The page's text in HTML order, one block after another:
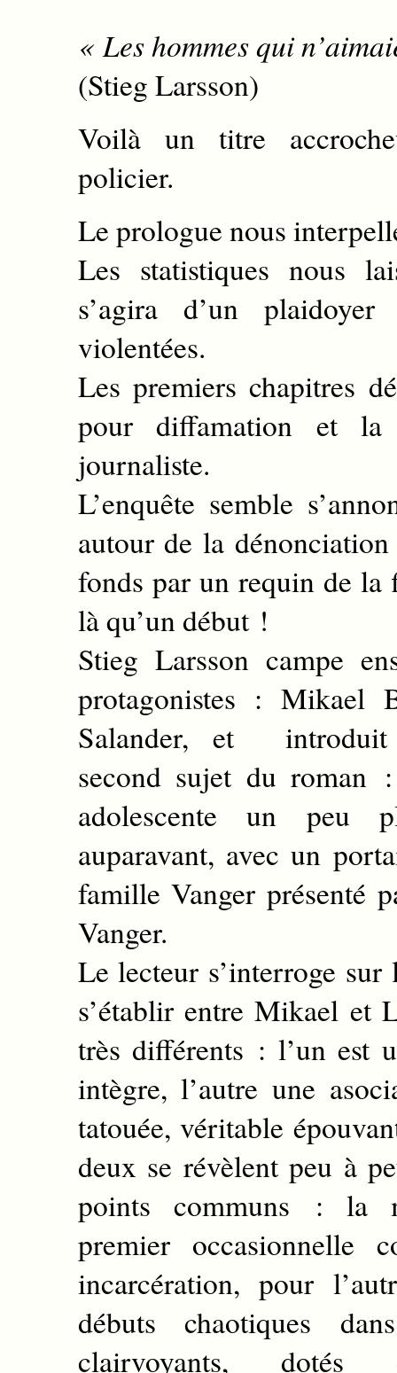
« Les hommes qui
(Stieg Larsson)
Voilà un titre
policier.
Le prologue nous
Les statistiques nous
s’agira d’un
violentées.
Les premiers chapitres
pour diffamation et la
journaliste.
L’enquête semble
autour de la
fonds par un requin de la
là qu’un début !
Stieg Larsson campe
protagonistes : Mikael
Salander, et introduit
second sujet du roman
adolescente un peu
auparavant, avec un
famille Vanger présenté
Vanger.
Le lecteur s’interroge
s’établir entre Mikael et
très différents : l’un est
intègre, l’autre une
tatouée, véritable
deux se révèlent peu à
points communs : la
premier occasionnelle
incarcération, pour
débuts chaotiques
clairvoyants, dotés